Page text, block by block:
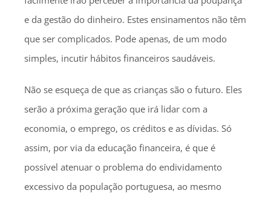
e da gestão do dinheiro. Estes ensinamentos não têm
que ser complicados. Pode apenas, de um modo
simples, incutir hábitos financeiros saudáveis.
Não se esqueça de que as crianças são o futuro. Eles
serão a próxima geração que irá lidar com a
economia, o emprego, os créditos e as dívidas. Só
assim, por via da educação financeira, é que é
possível atenuar o problema do endividamento
excessivo da população portuguesa, ao mesmo